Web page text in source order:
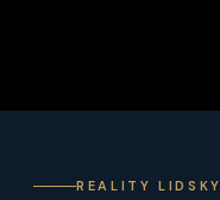
REALITY LIDSKY